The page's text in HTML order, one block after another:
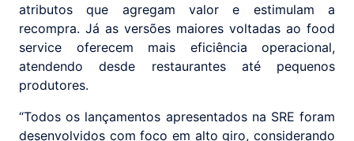
atributos que agregam valor e estimulam a
recompra. Já as versões maiores voltadas ao food
service oferecem mais eficiência operacional,
atendendo desde restaurantes até pequenos
produtores.
“Todos os lançamentos apresentados na SRE foram
desenvolvidos com foco em alto giro, considerando